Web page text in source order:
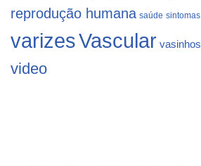
reprodução humana saúde sintomas
varizesVascular vasinhos
video